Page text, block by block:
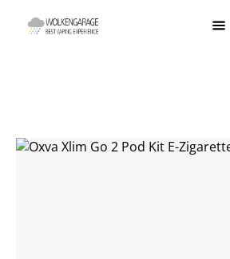
Zum Hauptinhalt springen
Bildergalerie überspringen